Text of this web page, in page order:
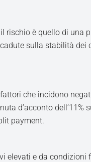
rischio è quello di una
sulla stabilità dei
che incidono
d’acconto dell’11%
payment.
elevati e da condizioni